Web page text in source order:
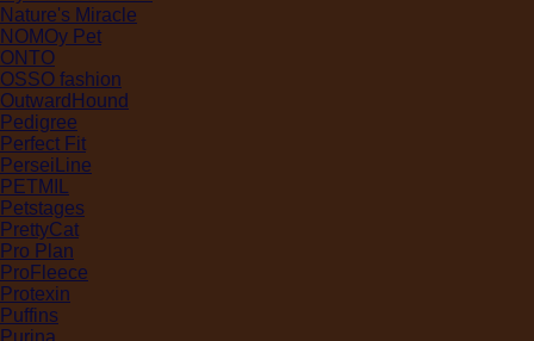
Nature's Miracle
NOMOy Pet
ONTO
OSSO fashion
OutwardHound
Pedigree
Perfect Fit
PerseiLine
PETMIL
Petstages
PrettyCat
Pro Plan
ProFleece
Protexin
Puffins
Purina